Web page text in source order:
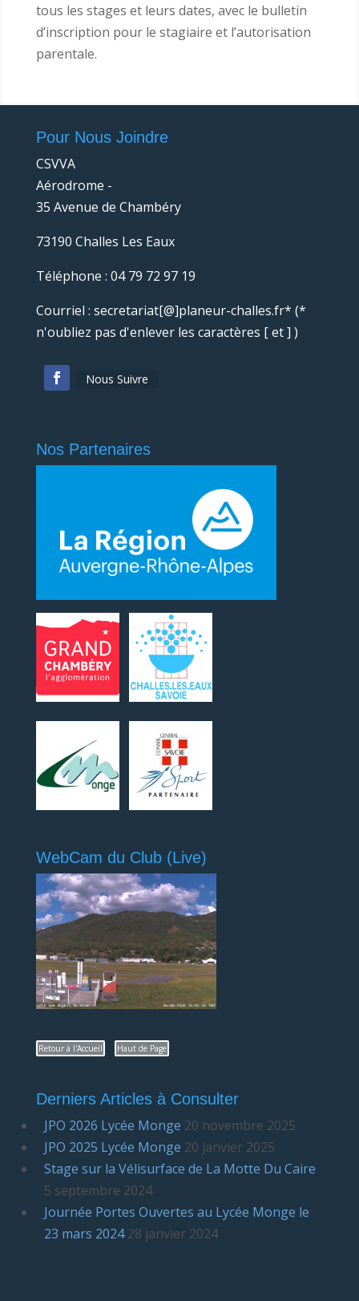
tous les stages et leurs dates, avec le bulletin
d’inscription pour le stagiaire et l’autorisation
parentale.
Pour Nous Joindre
CSVVA
Aérodrome -
35 Avenue de Chambéry
73190 Challes Les Eaux
Téléphone : 04 79 72 97 19
Courriel : secretariat[@]planeur-challes.fr* (*
n'oubliez pas d'enlever les caractères [ et ] )
Nous Suivre
Nos Partenaires
WebCam du Club (Live)
Retour à l'Accueil Haut de Page
Derniers Articles à Consulter
JPO 2026 Lycée Monge 20 novembre 2025
JPO 2025 Lycée Monge 20 janvier 2025
Stage sur la Vélisurface de La Motte Du Caire
5 septembre 2024
Journée Portes Ouvertes au Lycée Monge le
23 mars 2024 28 janvier 2024